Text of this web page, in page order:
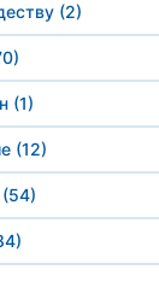
(2)
(1)
(12)